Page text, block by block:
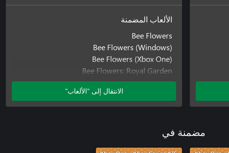
الألعاب المضمنة
Bee Flowers
Bee Flowers (Windows)
Bee Flowers (Xbox One)
Bee Flowers: Royal Garden
Bee Flowers: Royal Garden (Windows)
Bee Flowers: Royal Garden (Xbox One)
Bee Flowers: Save the Garden
Bee Flowers: Save the Garden (Xbox One)
Little Helper Cafe
الانتقال إلى "الألعاب"
مضمنة في